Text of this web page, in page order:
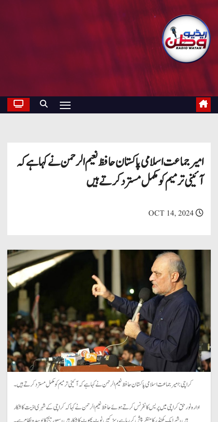
امیر جماعت اسلامی پاکستان حافظ نعیم الرحمن نے کہا ہے کہ
آئینی ترمیم کو مکمل مسترد کرتے ہیں
OCT 14, 2024
کراچی: امیر جماعت اسلامی پاکستان حافظ نعیم الرحمن نے کہا ہے کہ آئینی ترمیم کو مکمل مسترد کرتے ہیں۔
ادارہ نورحق کراچی میں پریس کانفرنس کرتے ہوئے حافظ نعیم الرحمن نے کہا کہ کراچی کے شہری اذیت کا شکار